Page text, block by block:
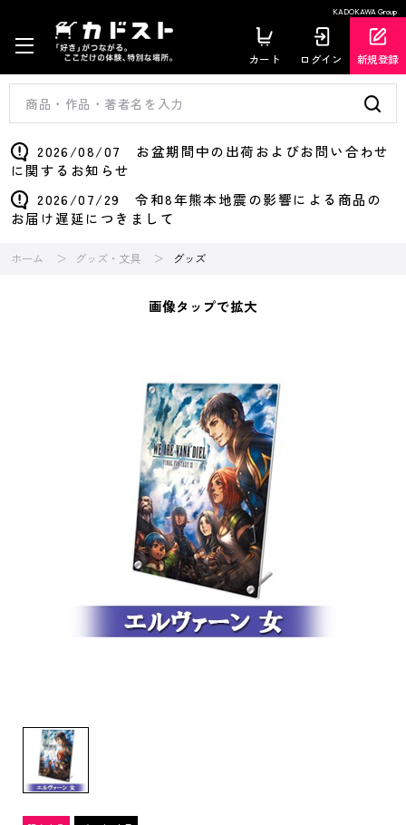
KADOKAWA Group
カート ログイン 新規登録
2026/08/07 お盆期間中の出荷およびお問い合わせ
に関するお知らせ
2026/07/29 令和8年熊本地震の影響による商品の
お届け遅延につきまして
ホーム グッズ・文具 グッズ
画像タップで拡大